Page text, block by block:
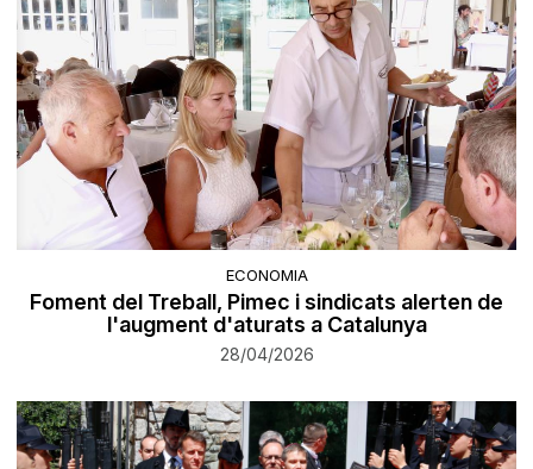
ECONOMIA
Foment del Treball, Pimec i sindicats alerten de
l'augment d'aturats a Catalunya
28/04/2026